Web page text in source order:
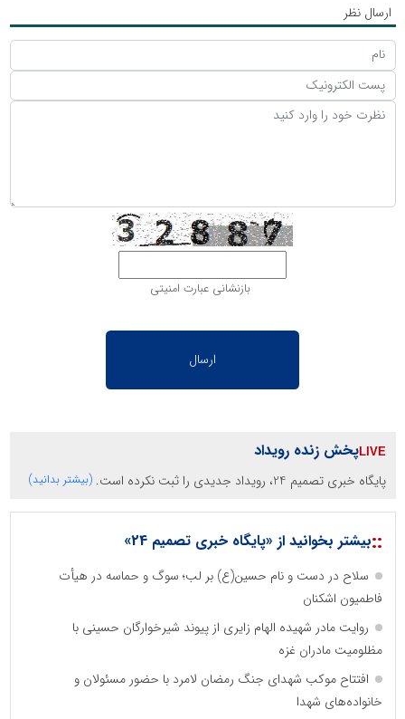
ارسال نظر
بازنشانی عبارت امنیتی
پخش زنده رویداد
پایگاه خبری تصمیم 24، رویداد جدیدی را ثبت نکرده است. (بیشتر بدانید)
::بیشتر بخوانید از «پایگاه خبری تصمیم 24»
سلاح در دست و نام حسین(ع) بر لب؛ سوگ و حماسه در هیأت
فاطمیون اشکنان
روایت مادر شهیده الهام زایری از پیوند شیرخوارگان حسینی با
مظلومیت مادران غزه
افتتاح موکب شهدای جنگ رمضان لامرد با حضور مسئولان و
خانواده‌های شهدا